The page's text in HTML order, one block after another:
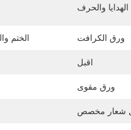
الهدايا والحرف
ورق الكرافت الختم
اقبل
ورق مقوى
شعار مخصص